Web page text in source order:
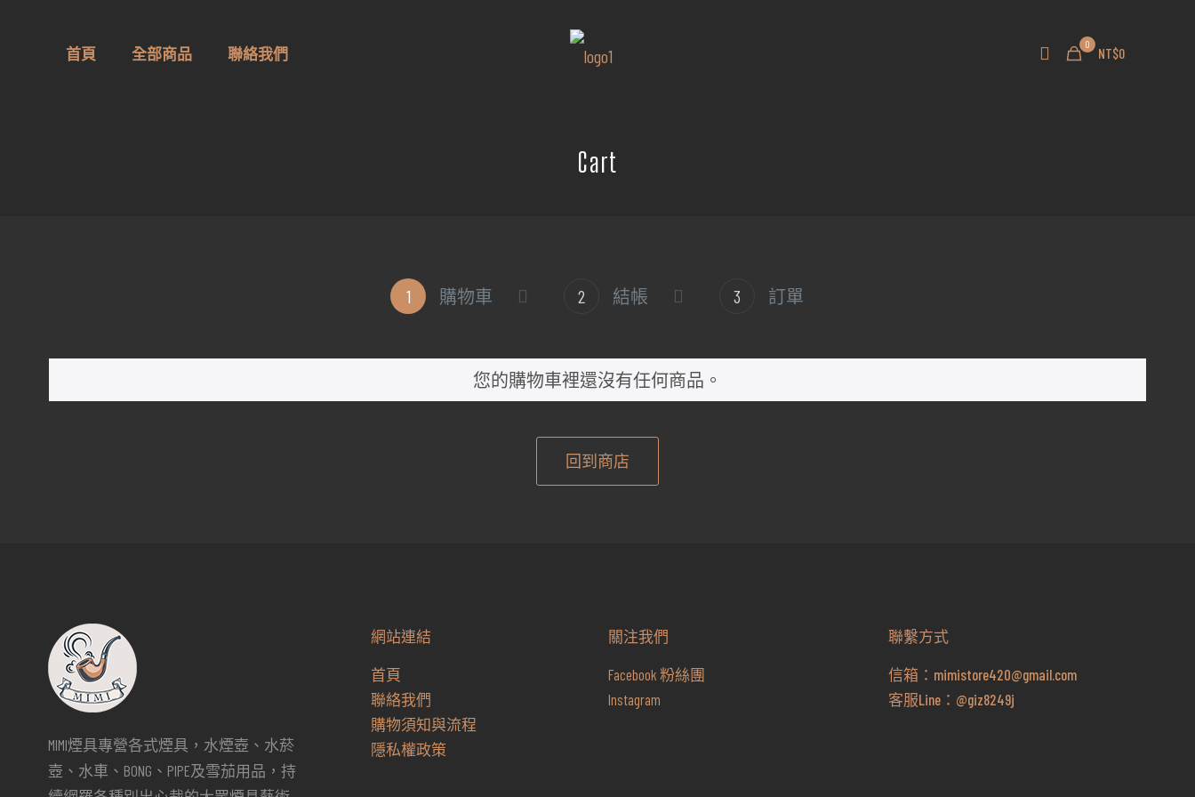
首頁 全部商品 聯絡我們
0
NT$0
Cart
1 購物車 2 結帳 3 訂單
您的購物車裡還沒有任何商品。
回到商店
MIMI煙具專營各式煙具，水煙壺、水菸
壺、水車、BONG、PIPE及雪茄用品，持
網站連結
首頁
聯絡我們
購物須知與流程
隱私權政策
關注我們
Facebook 粉絲團
Instagram
聯繫方式
信箱： mimistore420@gmail.com
客服Line： @giz8249j